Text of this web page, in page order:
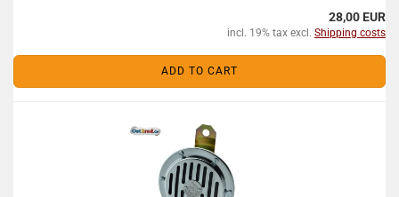
28,00 EUR
incl. 19% tax excl. Shipping costs
ADD TO CART